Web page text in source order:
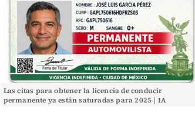
Las citas para obtener la licencia de conducir
permanente ya están saturadas para 2025 | IA